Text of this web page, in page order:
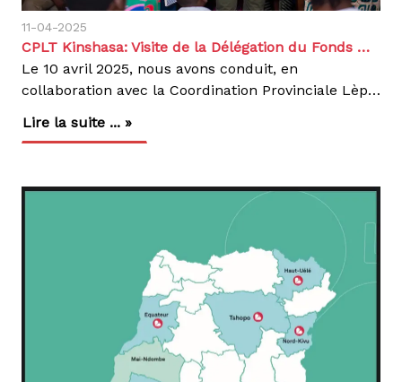
11-04-2025
CPLT Kinshasa: Visite de la Délégation du Fonds mondial au CDT Saint-Pierre dans la zone de santé de Kinshasa
Le 10 avril 2025, nous avons conduit, en
collaboration avec la Coordination Provinciale Lèpre et Tuberculose (CPLT) de Kinshasa, une mission de terrain au Centre de dépistage et de traitement Lèpre et Tuberculose (CDT) Saint-Pierre, situé dans la zone de santé de Kinshasa. L’objectif principal de cette visite était d’évaluer la contribution des structures de santé privées dans la prise en charge de la tuberculose et du VIH, dans la perspective d’un projet de financement.La délégation était composée de représentants du Fonds mondial, du CIFF (Children’s Investment Fund Foundation), du Programme des Nations Unies pour le développement (PNUD), d’Action Damien, de la Coordination Provinciale Lèpreundefined Tuberculose Kinshasa et, de l’équipe cadre de la zone de santé de Kinshasa. Parmi les personnalités présentes figuraient Mme Sonia Florisse, Country Portfolio Manager du Fonds mondial, M. Miler Kemplay, Executive Director SRHR du CIFF, l’un des bailleurs du Fonds mondial, ainsi que Dr Steve Etierne, chef de la délégation du PNUD.Lors de cette visite, la délégation a eu l’opportunité de participer au traitement directement observé (TDO). Il s’est suivi de la visite du CDT au niveau du laboratoire (démonstration sur l’analyse des échantillons de crachats avec la machine GeneXpert), de salle de consultation et de la pharmacie. Les données épidémiologiques de la province ont été présentées par le Médecin Coordonnateur Provincial. Quelques questions d’éclaircissement ont été posées par les visiteurs surtout en ce qui concerne les différentes portes qui permettent de capter les présumés TB à savoir la porte VIH, la porte consultation préscolaire, la porte consultation prénatale et la porte consultation curative ainsi que la disponibilité des médicaments et intrants.La délégation a eu à échanger avec les personnes souffrant de la Tuberculose sur les points suivants : la gratuité du traitement de la TB, le site de dépistage, leurs contributions sur la rupture de la chaîne de contamination, le rythme des rendez-vous, le circuit du malade, etc.La participation communautaire a fait aussi objet des échanges. Les ONG partenaires, comme le Club des Amis Damien, une structure d’anciens malades engagés dans la sensibilisation, ainsi que des relais communautaires actifs dans le dépistage et le suivi des cas ont pu démonter clairement leurs rôles dans cette lutte contre la Tuberculose et le VIH (visites à domicile, transport des échantillons, sensibilisation, orientation des présumés, recherche des perdus de vu, ect..). Cette immersion a permis de constater l’implication concrète des acteurs locaux dans la lutte contre la tuberculose et le VIH.A travers cette visite, il se dégage clairement « un gap » à combler dans cette lutte de contre la Tuberculose. Il est plus qu’important de mobiliser d’avantage des ressources en faveur de la Tuberculose.Nous réaffirmons notre engagement à promouvoir une prise en charge intégrée, de qualité et accessible à toutes et à tous.Agir, c'est contagieux
Lire la suite ... »